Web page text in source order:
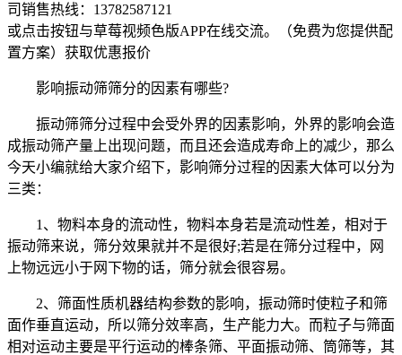
司销售热线： 13782587121
或点击按钮与草莓视频色版APP在线交流。（免费为您提供配
置方案） 获取优惠报价
影响振动筛筛分的因素有哪些?
振动筛筛分过程中会受外界的因素影响，外界的影响会造
成振动筛产量上出现问题，而且还会造成寿命上的减少，那么
今天小编就给大家介绍下，影响筛分过程的因素大体可以分为
三类：
1、物料本身的流动性，物料本身若是流动性差，相对于
振动筛来说，筛分效果就并不是很好;若是在筛分过程中，网
上物远远小于网下物的话，筛分就会很容易。
2、筛面性质机器结构参数的影响，振动筛时使粒子和筛
面作垂直运动，所以筛分效率高，生产能力大。而粒子与筛面
相对运动主要是平行运动的棒条筛、平面振动筛、筒筛等，其